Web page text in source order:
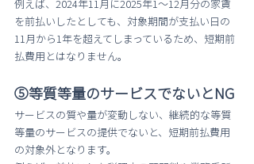
例えば、2024年11月に2025年1～12月分の家賃
を前払いしたとしても、対象期間が支払い日の
11月から1年を超えてしまっているため、短期前
払費用とはなりません。
⑤等質等量のサービスでないとNG
サービスの質や量が変動しない、継続的な等質
等量のサービスの提供でないと、短期前払費用
の対象外となります。